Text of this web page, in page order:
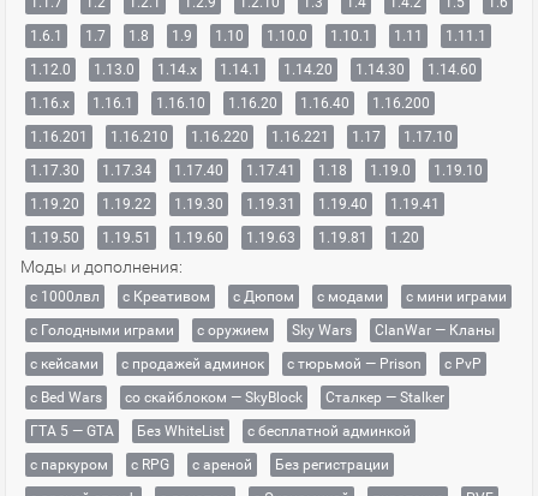
1.6.1
1.7 1.8 1.9 1.10 1.10.0 1.10.1 1.11
1.11.1
1.12.0
1.13.0 1.14.x 1.14.1 1.14.20 1.14.30
1.14.60
1.16.x
1.16.1 1.16.10 1.16.20 1.16.40
1.16.200
1.16.201
1.16.210 1.16.220 1.16.221 1.17
1.17.10
1.17.30
1.17.34 1.17.40 1.17.41 1.18 1.19.0
1.19.10
1.19.20
1.19.22 1.19.30 1.19.31 1.19.40
1.19.41
1.19.50
1.19.51 1.19.60 1.19.63 1.19.81 1.20
Моды и дополнения:
с 1000лвл c Креативом с Дюпом с модами
с мини играми
с Голодными играми
с оружием Sky Wars
ClanWar — Кланы
с кейсами
с продажей админок с тюрьмой — Prison
с PvP
с Bed Wars
со скайблоком — SkyBlock
Сталкер — Stalker
ГТА 5 — GTA
Без WhiteList
с бесплатной админкой
с паркуром
с RPG с ареной
Без регистрации